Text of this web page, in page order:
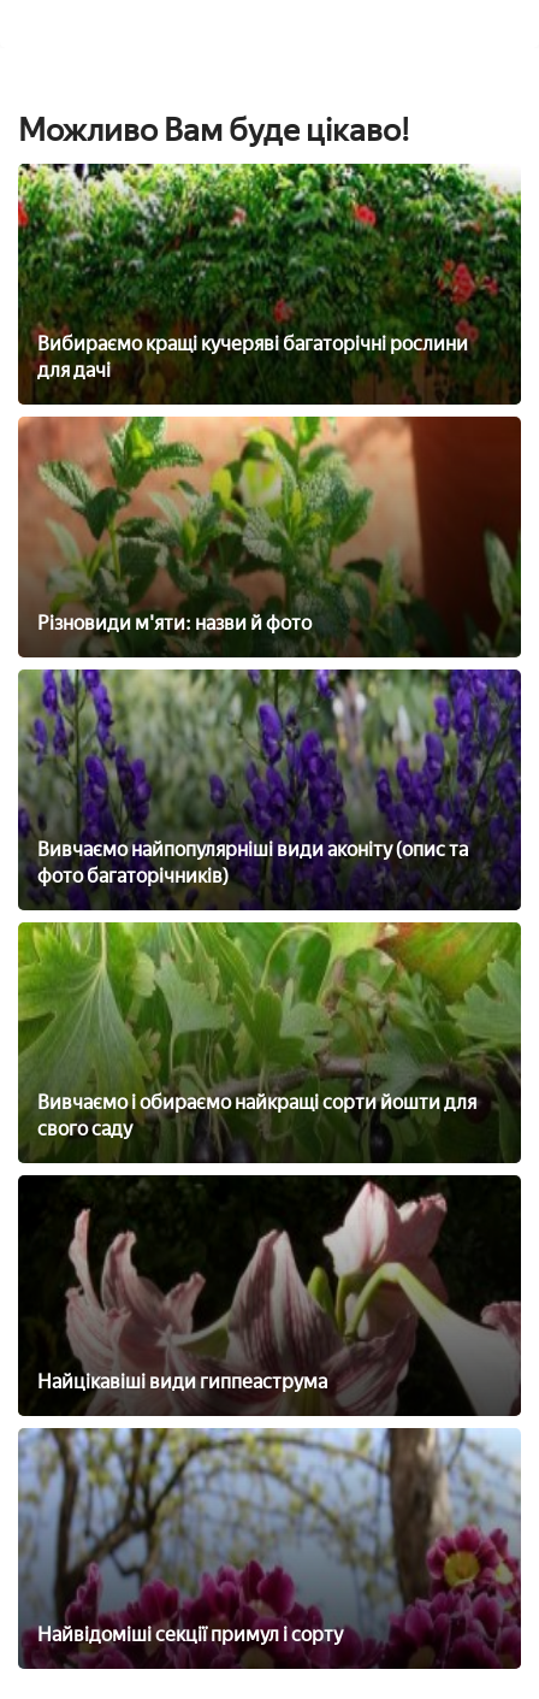
Можливо Вам буде цікаво!
Вибираємо кращі кучеряві багаторічні рослини
для дачі
Різновиди м'яти: назви й фото
Вивчаємо найпопулярніші види аконіту (опис та
фото багаторічників)
Вивчаємо і обираємо найкращі сорти йошти для
свого саду
Найцікавіші види гиппеаструма
Найвідоміші секції примул і сорту